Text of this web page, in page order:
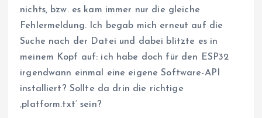
nichts, bzw. es kam immer nur die gleiche
Fehlermeldung. Ich begab mich erneut auf die
Suche nach der Datei und dabei blitzte es in
meinem Kopf auf: ich habe doch für den ESP32
irgendwann einmal eine eigene Software-API
installiert? Sollte da drin die richtige
‚platform.txt‘ sein?